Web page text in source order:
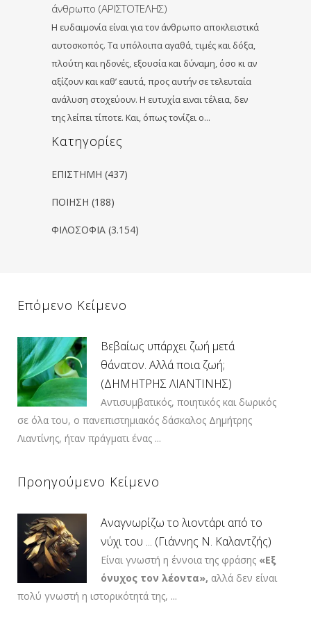
άνθρωπο (ΑΡΙΣΤΟΤΕΛΗΣ)
Η ευδαιμονία είναι για τον άνθρωπο αποκλειστικά
αυτοσκοπός. Τα υπόλοιπα αγαθά, τιμές και δόξα,
πλούτη και ηδονές, εξουσία και δύναμη, όσο κι αν
αξίζουν και καθ’ εαυτά, προς αυτήν σε τελευταία
ανάλυση στοχεύουν. Η ευτυχία ειναι τέλεια, δεν
της λείπει τίποτε. Και, όπως τονίζει ο…
Kατηγορίες
ΕΠΙΣΤΗΜΗ (437)
ΠΟΙΗΣΗ (188)
ΦΙΛΟΣΟΦΙΑ (3.154)
Επόμενο Κείμενο
Βεβαίως υπάρχει ζωή μετά
θάνατον. Αλλά ποια ζωή;
(ΔΗΜΗΤΡΗΣ ΛΙΑΝΤΙΝΗΣ)
Αντισυμβατικός, ποιητικός και δωρικός
σε όλα του, ο πανεπιστημιακός δάσκαλος Δημήτρης
Λιαντίνης, ήταν πράγματι ένας ...
Προηγούμενο Κείμενο
Αναγνωρίζω το λιοντάρι από το
νύχι του ... (Γιάννης Ν. Καλαντζής)
Είναι γνωστή η έννοια της φράσης «Εξ
όνυχος τον λέοντα», αλλά δεν είναι
πολύ γνωστή η ιστορικότητά της, ...